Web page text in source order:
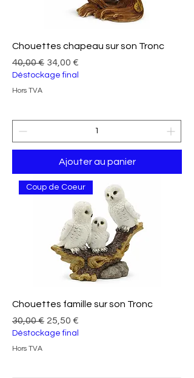
Chouettes chapeau sur son Tronc
Prix original
40,00 € Prix promotionnel
34,00 €
Déstockage final
Hors TVA
Ajouter au panier
Coup de Coeur
Chouettes famille sur son Tronc
Prix original
30,00 € Prix promotionnel
25,50 €
Déstockage final
Hors TVA